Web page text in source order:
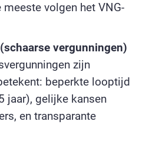
meeste volgen het VNG-
vergunningen)
zijn
beperkte looptijd
jaar), gelijke kansen
en transparante